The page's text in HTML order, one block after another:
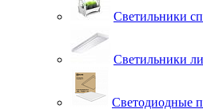
Светильники
Светильники
Светодиодные